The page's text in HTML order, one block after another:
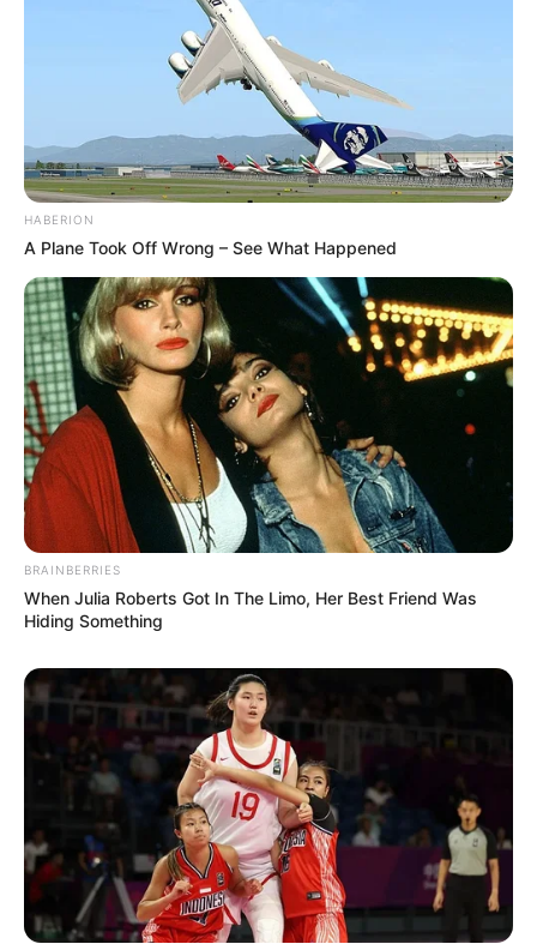
HABERION
A Plane Took Off Wrong – See What Happened
BRAINBERRIES
When Julia Roberts Got In The Limo, Her Best Friend Was
Hiding Something